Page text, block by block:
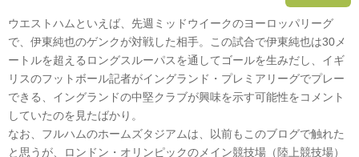
ウエストハムといえば、先週ミッドウイークのヨーロッパリーグ
で、伊東純也のゲンクが対戦した相手。この試合で伊東純也は30メ
ートルを超えるロングスルーパスを通してゴールを生みだし、イギ
リスのフットボール記者がイングランド・プレミアリーグでプレー
できる、イングランドの中堅クラブが興味を示す可能性をコメント
していたのを見たばかり。
なお、フルハムのホームズタジアムは、以前もこのブログで触れた
と思うが、ロンドン・オリンピックのメイン競技場（陸上競技場）